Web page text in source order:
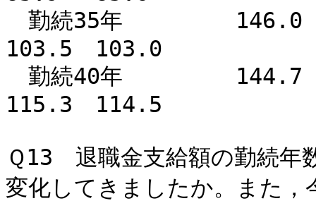
勤続35年 146.0
103.5 103.0
勤続40年 144.7
115.3 114.5
Ｑ13 退職金支給額の勤続年
変化してきましたか。また